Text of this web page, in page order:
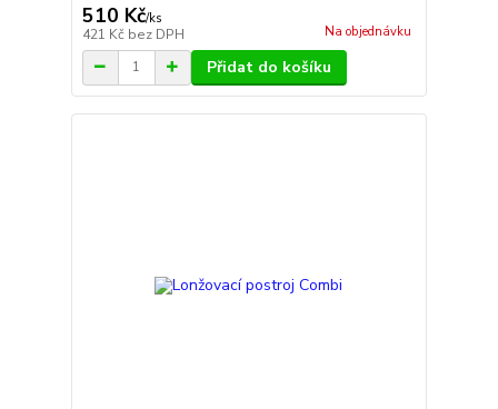
510 Kč/ks
421 Kč bez DPH Na objednávku
Přidat do košíku